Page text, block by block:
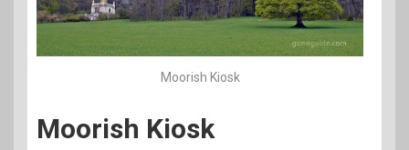
Moorish Kiosk
Moorish Kiosk